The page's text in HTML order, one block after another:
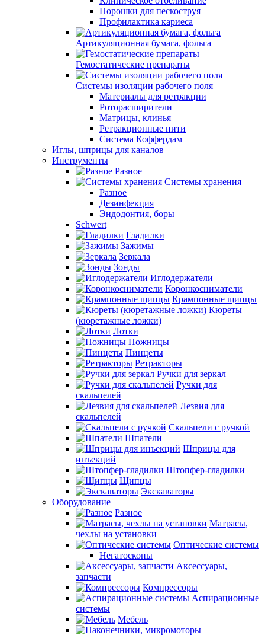
Порошки для пескоструя
Профилактика кариеса
Артикуляционная бумага, фольга
Гемостатические препараты
Системы изоляции рабочего поля
Материалы для ретракции
Роторасширители
Матрицы, клинья
Ретракционные нити
Система Коффердам
Иглы, шприцы для каналов
Инструменты
Разное
Системы хранения
Разное
Дезинфекция
Эндодонтия, боры
Schwert
Гладилки
Зажимы
Зеркала
Зонды
Иглодержатели
Коронкосниматели
Крампонные щипцы
Кюреты
(кюретажные ложки)
Лотки
Ножницы
Пинцеты
Ретракторы
Ручки для зеркал
Ручки для
скальпелей
Лезвия для
скальпелей
Скальпели с ручкой
Шпатели
Шприцы для
инъекций
Штопфер-гладилки
Щипцы
Экскаваторы
Оборудование
Разное
Матрасы,
чехлы на установки
Оптические системы
Негатоскопы
Аксессуары,
запчасти
Компрессоры
Аспирационные
системы
Мебель